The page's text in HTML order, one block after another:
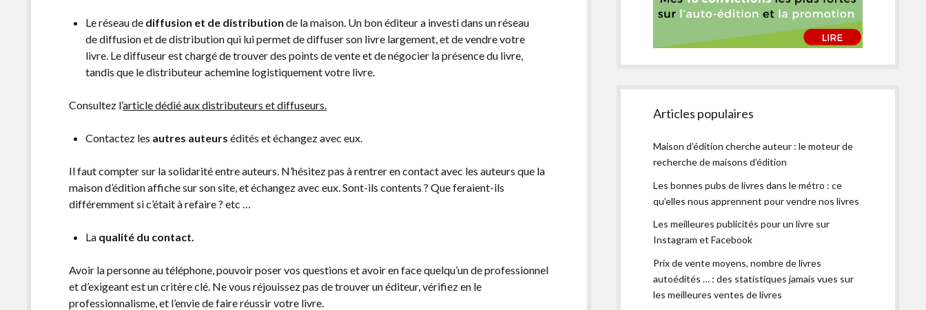
Le réseau de diffusion et de distribution de la maison. Un bon éditeur a investi dans un réseau
de diffusion et de distribution qui lui permet de diffuser son livre largement, et de vendre votre
livre. Le diffuseur est chargé de trouver des points de vente et de négocier la présence du livre,
tandis que le distributeur achemine logistiquement votre livre.
Consultez l’article dédié aux distributeurs et diffuseurs.
Contactez les autres auteurs édités et échangez avec eux.
Il faut compter sur la solidarité entre auteurs. N’hésitez pas à rentrer en contact avec les auteurs que la
maison d’édition affiche sur son site, et échangez avec eux. Sont-ils contents ? Que feraient-ils
différemment si c’était à refaire ? etc …
La qualité du contact.
Avoir la personne au téléphone, pouvoir poser vos questions et avoir en face quelqu’un de professionnel
et d’exigeant est un critère clé. Ne vous réjouissez pas de trouver un éditeur, vérifiez en le
professionnalisme, et l’envie de faire réussir votre livre.
Articles populaires
Maison d’édition cherche auteur : le moteur de
recherche de maisons d’édition
Les bonnes pubs de livres dans le métro : ce
qu’elles nous apprennent pour vendre nos livres
Les meilleures publicités pour un livre sur
Instagram et Facebook
Prix de vente moyens, nombre de livres
autoédités … : des statistiques jamais vues sur
les meilleures ventes de livres